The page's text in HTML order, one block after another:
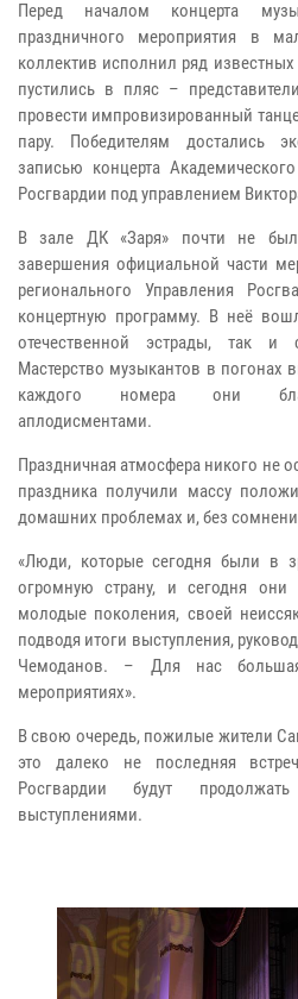
Перед началом концерта
праздничного мероприятия в
коллектив исполнил ряд
пустились в пляс –
провести импровизированный
пару. Победителям достались
записью концерта
Росгвардии под управлением
В зале ДК «Заря» почти не
завершения официальной части
регионального Управления
концертную программу. В неё
отечественной эстрады, так и
Мастерство музыкантов в погонах
каждого номера они
аплодисментами.
Праздничная атмосфера никого не
праздника получили массу
домашних проблемах и, без
«Люди, которые сегодня были в
огромную страну, и сегодня они
молодые поколения, своей
подводя итоги выступления,
Чемоданов. – Для нас
мероприятиях».
В свою очередь, пожилые жители
это далеко не последняя
Росгвардии будут
выступлениями.